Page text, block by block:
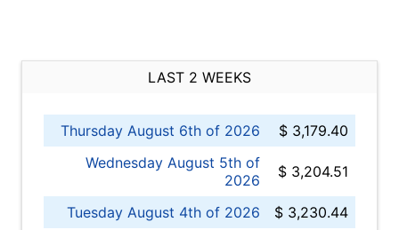
LAST 2 WEEKS
Thursday August 6th of 2026
$ 3,179.40
Wednesday August 5th of
2026
$ 3,204.51
Tuesday August 4th of 2026
$ 3,230.44